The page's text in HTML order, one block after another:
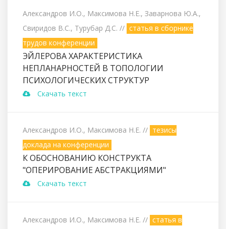
Александров И.О., Максимова Н.Е., Заварнова Ю.А.,
Свиридов В.С., Турубар Д.С. // статья в сборнике
трудов конференции
ЭЙЛЕРОВА ХАРАКТЕРИСТИКА
НЕПЛАНАРНОСТЕЙ В ТОПОЛОГИИ
ПСИХОЛОГИЧЕСКИХ СТРУКТУР
Скачать текст
Александров И.О., Максимова Н.Е. // тезисы
доклада на конференции
К ОБОСНОВАНИЮ КОНСТРУКТА
"ОПЕРИРОВАНИЕ АБСТРАКЦИЯМИ"
Скачать текст
Александров И.О., Максимова Н.Е. // статья в